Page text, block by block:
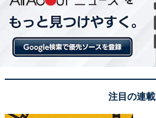
注目の連載